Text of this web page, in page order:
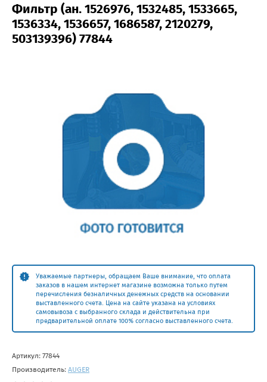
Фильтр (ан. 1526976, 1532485, 1533665,
1536334, 1536657, 1686587, 2120279,
503139396) 77844
Уважаемые партнеры, обращаем Ваше внимание, что оплата
заказов в нашем интернет магазине возможна только путем
перечисления безналичных денежных средств на основании
выставленного счета. Цена на сайте указана на условиях
самовывоза с выбранного склада и действительна при
предварительной оплате 100% согласно выставленного счета.
Артикул: 77844
Производитель: AUGER